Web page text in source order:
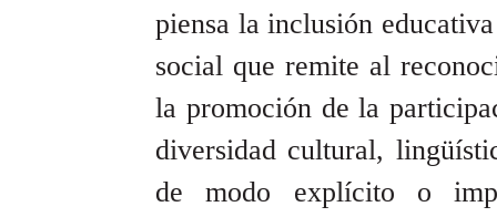
piensa la inclusión
social que remite al
la promoción de la
diversidad cultural,
de modo explícito o